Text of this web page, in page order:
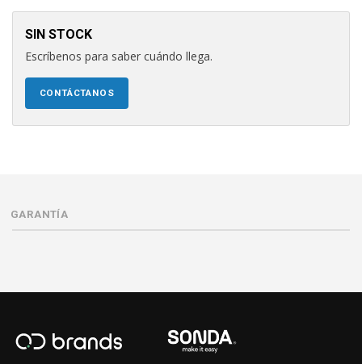
SIN STOCK
Escríbenos para saber cuándo llega.
CONTÁCTANOS
GARANTÍA